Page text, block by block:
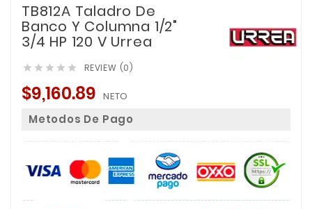
TB812A Taladro De
Banco Y Columna 1/2"
3/4 HP 120 V Urrea
     REVIEW (0)
$9,160.89 NETO
Metodos De Pago